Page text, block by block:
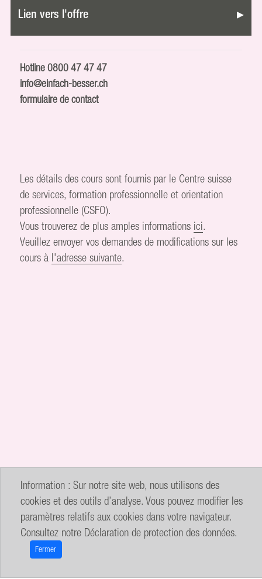
Lien vers l'offre
Hotline0800 47 47 47
info@einfach-besser.ch
formulaire de contact
Les détails des cours sont fournis par le Centre suisse
de services, formation professionnelle et orientation
professionnelle (CSFO).
Vous trouverez de plus amples informations ici.
Veuillez envoyer vos demandes de modifications sur les
cours à l'adresse suivante.
Information : Sur notre site web, nous utilisons des
cookies et des outils d’analyse. Vous pouvez modifier les
paramètres relatifs aux cookies dans votre navigateur.
Consultez notre Déclaration de protection des données.
Fermer